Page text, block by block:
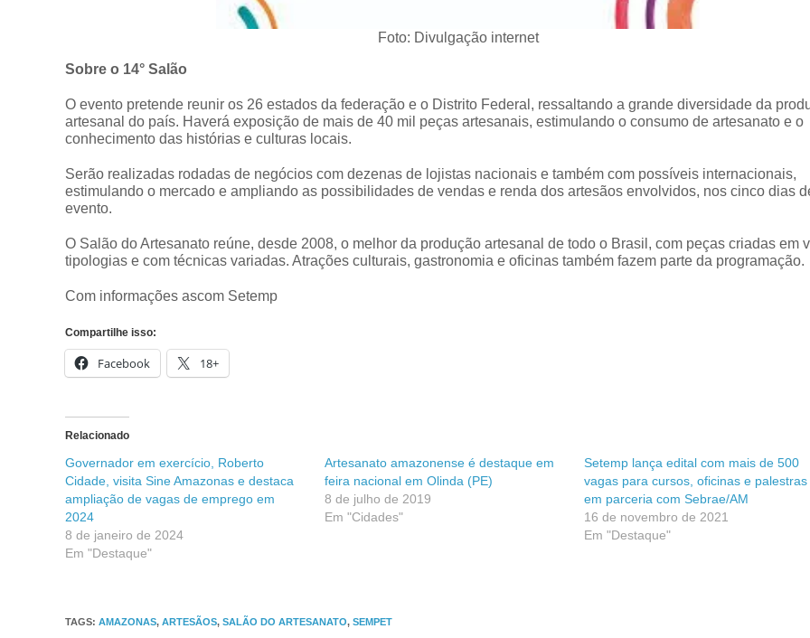
Foto: Divulgação internet
Sobre o 14° Salão
O evento pretende reunir os 26 estados da federação e o Distrito Federal, ressaltando a grande diversidade da
artesanal do país. Haverá exposição de mais de 40 mil peças artesanais, estimulando o consumo de artesanato e o
conhecimento das histórias e culturas locais.
Serão realizadas rodadas de negócios com dezenas de lojistas nacionais e também com possíveis internacionais,
estimulando o mercado e ampliando as possibilidades de vendas e renda dos artesãos envolvidos, nos cinco dias
evento.
O Salão do Artesanato reúne, desde 2008, o melhor da produção artesanal de todo o Brasil, com peças criadas em
tipologias e com técnicas variadas. Atrações culturais, gastronomia e oficinas também fazem parte da programação.
Com informações ascom Setemp
Compartilhe isso:
Facebook 18+
Relacionado
Governador em exercício, Roberto
Cidade, visita Sine Amazonas e destaca
ampliação de vagas de emprego em
2024
8 de janeiro de 2024
Em "Destaque"
Artesanato amazonense é destaque em
feira nacional em Olinda (PE)
8 de julho de 2019
Em "Cidades"
Setemp lança edital com mais de 500
vagas para cursos, oficinas e palestras
em parceria com Sebrae/AM
16 de novembro de 2021
Em "Destaque"
TAGS: AMAZONAS, ARTESÃOS, SALÃO DO ARTESANATO, SEMPET